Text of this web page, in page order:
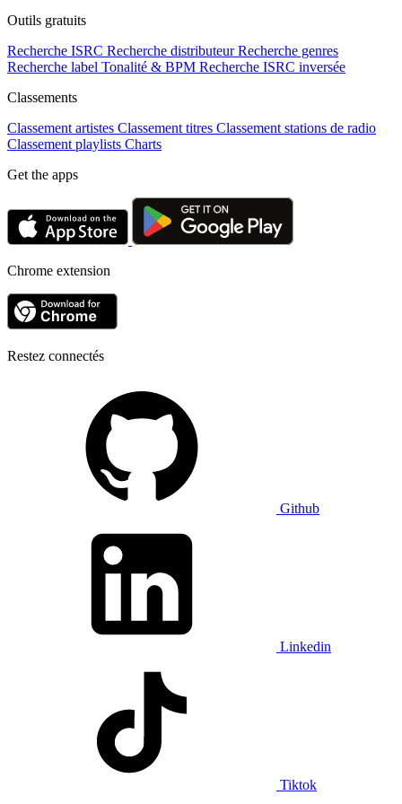
Outils gratuits
Recherche ISRC Recherche distributeur Recherche genres
Recherche label Tonalité & BPM Recherche ISRC inversée
Classements
Classement artistes Classement titres Classement stations de radio
Classement playlists Charts
Get the apps
Chrome extension
Restez connectés
Github
Linkedin
Tiktok